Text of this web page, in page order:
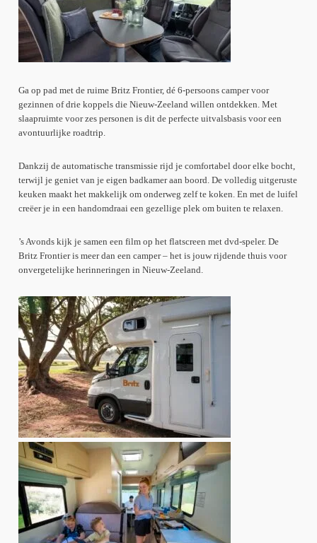
Ga op pad met de ruime Britz Frontier, dé 6-persoons camper voor
gezinnen of drie koppels die Nieuw-Zeeland willen ontdekken. Met
slaapruimte voor zes personen is dit de perfecte uitvalsbasis voor een
avontuurlijke roadtrip.
Dankzij de automatische transmissie rijd je comfortabel door elke bocht,
terwijl je geniet van je eigen badkamer aan boord. De volledig uitgeruste
keuken maakt het makkelijk om onderweg zelf te koken. En met de luifel
creëer je in een handomdraai een gezellige plek om buiten te relaxen.
’s Avonds kijk je samen een film op het flatscreen met dvd-speler. De
Britz Frontier is meer dan een camper – het is jouw rijdende thuis voor
onvergetelijke herinneringen in Nieuw-Zeeland.